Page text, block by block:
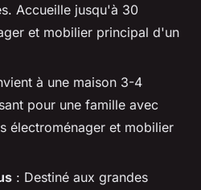
Accueille jusqu'à 30
et mobilier principal d'un
à une maison 3-4
pour une famille avec
électroménager et mobilier
: Destiné aux grandes